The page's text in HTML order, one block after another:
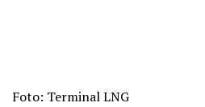
Foto: Terminal LNG